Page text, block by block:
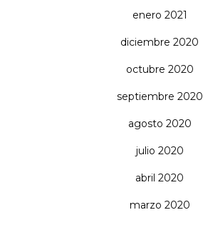
enero 2021
diciembre 2020
octubre 2020
septiembre 2020
agosto 2020
julio 2020
abril 2020
marzo 2020